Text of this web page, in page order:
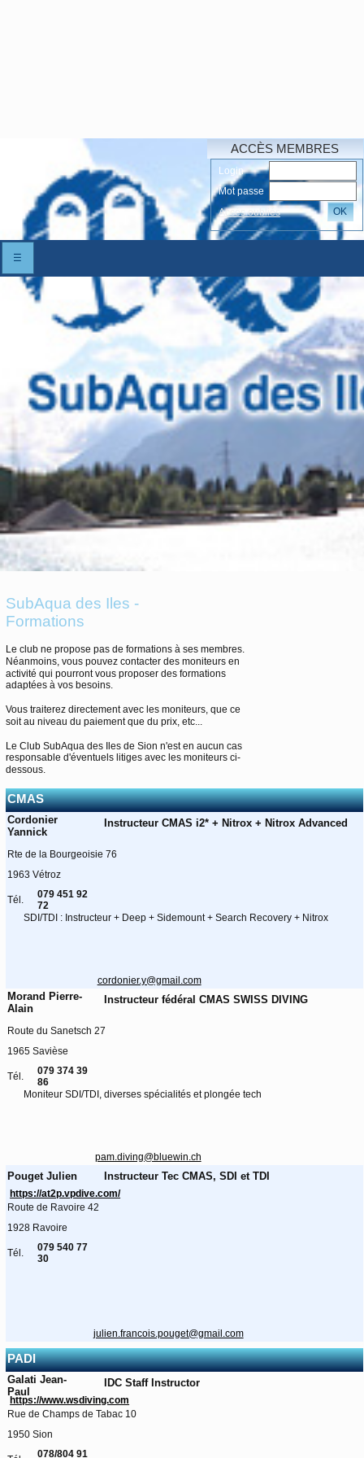
ACCÈS MEMBRES
Login
Mot passe
Accés oubliés
OK
☰
SubAqua des Iles -
Formations
Le club ne propose pas de formations à ses membres.
Néanmoins, vous pouvez contacter des moniteurs en
activité qui pourront vous proposer des formations
adaptées à vos besoins.
Vous traiterez directement avec les moniteurs, que ce
soit au niveau du paiement que du prix, etc...
Le Club SubAqua des Iles de Sion n'est en aucun cas
responsable d'éventuels litiges avec les moniteurs ci-
dessous.
CMAS
Cordonier
Yannick
Instructeur CMAS i2* + Nitrox + Nitrox Advanced
Rte de la Bourgeoisie 76
1963 Vétroz
Tél.
079 451 92
72
SDI/TDI : Instructeur + Deep + Sidemount + Search Recovery + Nitrox
cordonier.y@gmail.com
Morand Pierre-
Alain
Instructeur fédéral CMAS SWISS DIVING
Route du Sanetsch 27
1965 Savièse
Tél.
079 374 39
86
Moniteur SDI/TDI, diverses spécialités et plongée tech
pam.diving@bluewin.ch
Pouget Julien Instructeur Tec CMAS, SDI et TDI
https://at2p.vpdive.com/
Route de Ravoire 42
1928 Ravoire
Tél.
079 540 77
30
julien.francois.pouget@gmail.com
PADI
Galati Jean-
Paul
IDC Staff Instructor
https://www.wsdiving.com
Rue de Champs de Tabac 10
1950 Sion
078/804 91